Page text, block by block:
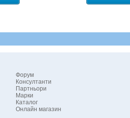
Форум
Консултанти
Партньори
Марки
Каталог
Онлайн магазин